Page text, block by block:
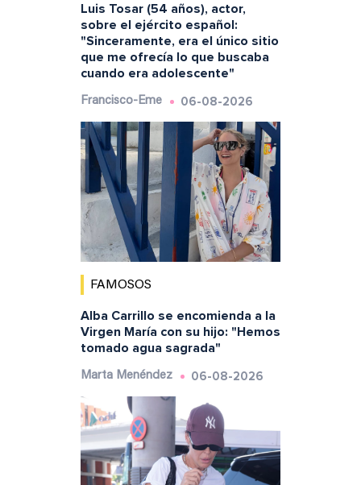
Luis Tosar (54 años), actor,
sobre el ejército español:
"Sinceramente, era el único sitio
que me ofrecía lo que buscaba
cuando era adolescente"
Francisco-Eme 06-08-2026
FAMOSOS
Alba Carrillo se encomienda a la
Virgen María con su hijo: "Hemos
tomado agua sagrada"
Marta Menéndez 06-08-2026